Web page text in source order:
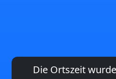
Die Ortszeit